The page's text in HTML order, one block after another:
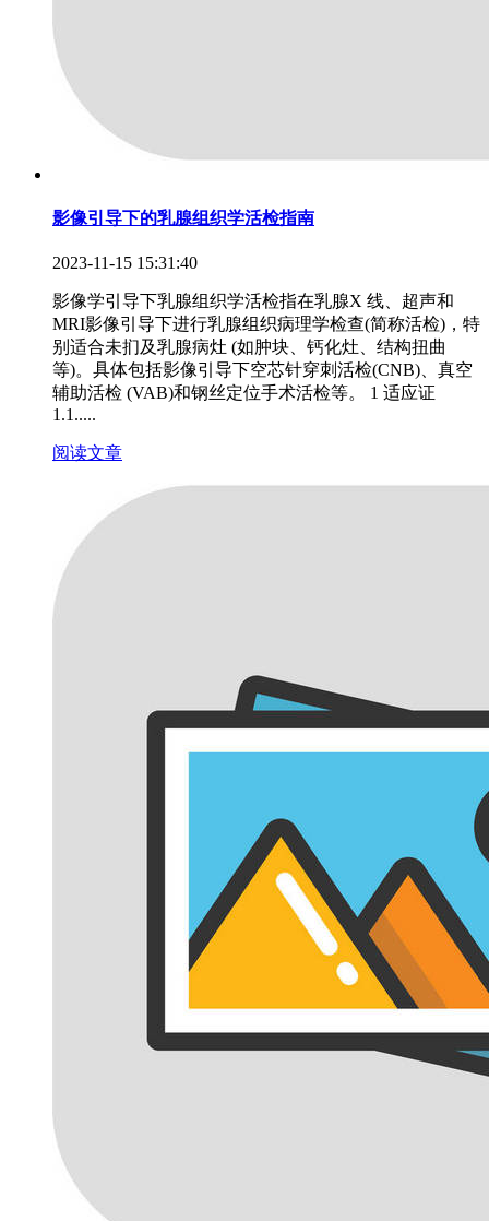
影像引导下的乳腺组织学活检指南
2023-11-15 15:31:40
影像学引导下乳腺组织学活检指在乳腺X 线、超声和
MRI影像引导下进行乳腺组织病理学检查(简称活检)，特
别适合未扪及乳腺病灶 (如肿块、钙化灶、结构扭曲
等)。具体包括影像引导下空芯针穿刺活检(CNB)、真空
辅助活检 (VAB)和钢丝定位手术活检等。 1 适应证
1.1.....
阅读文章